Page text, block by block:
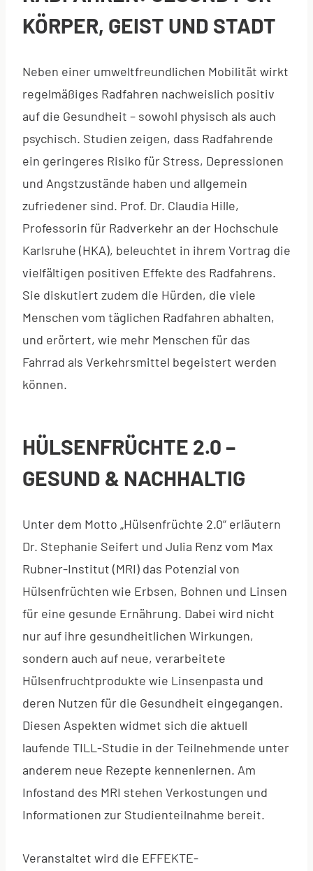
KÖRPER, GEIST UND STADT
Neben einer umweltfreundlichen Mobilität wirkt
regelmäßiges Radfahren nachweislich positiv
auf die Gesundheit – sowohl physisch als auch
psychisch. Studien zeigen, dass Radfahrende
ein geringeres Risiko für Stress, Depressionen
und Angstzustände haben und allgemein
zufriedener sind. Prof. Dr. Claudia Hille,
Professorin für Radverkehr an der Hochschule
Karlsruhe (HKA), beleuchtet in ihrem Vortrag die
vielfältigen positiven Effekte des Radfahrens.
Sie diskutiert zudem die Hürden, die viele
Menschen vom täglichen Radfahren abhalten,
und erörtert, wie mehr Menschen für das
Fahrrad als Verkehrsmittel begeistert werden
können.
HÜLSENFRÜCHTE 2.0 –
GESUND & NACHHALTIG
Unter dem Motto „Hülsenfrüchte 2.0“ erläutern
Dr. Stephanie Seifert und Julia Renz vom Max
Rubner-Institut (MRI) das Potenzial von
Hülsenfrüchten wie Erbsen, Bohnen und Linsen
für eine gesunde Ernährung. Dabei wird nicht
nur auf ihre gesundheitlichen Wirkungen,
sondern auch auf neue, verarbeitete
Hülsenfruchtprodukte wie Linsenpasta und
deren Nutzen für die Gesundheit eingegangen.
Diesen Aspekten widmet sich die aktuell
laufende TILL-Studie in der Teilnehmende unter
anderem neue Rezepte kennenlernen. Am
Infostand des MRI stehen Verkostungen und
Informationen zur Studienteilnahme bereit.
Veranstaltet wird die EFFEKTE-